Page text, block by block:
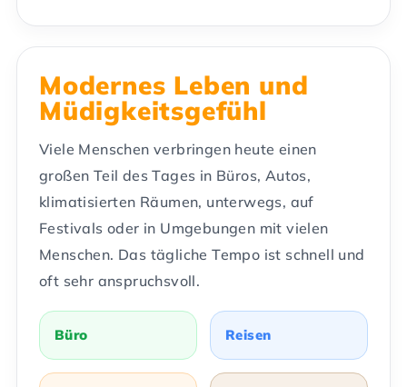
Modernes Leben und
Müdigkeitsgefühl
Viele Menschen verbringen heute einen
großen Teil des Tages in Büros, Autos,
klimatisierten Räumen, unterwegs, auf
Festivals oder in Umgebungen mit vielen
Menschen. Das tägliche Tempo ist schnell und
oft sehr anspruchsvoll.
Büro Reisen